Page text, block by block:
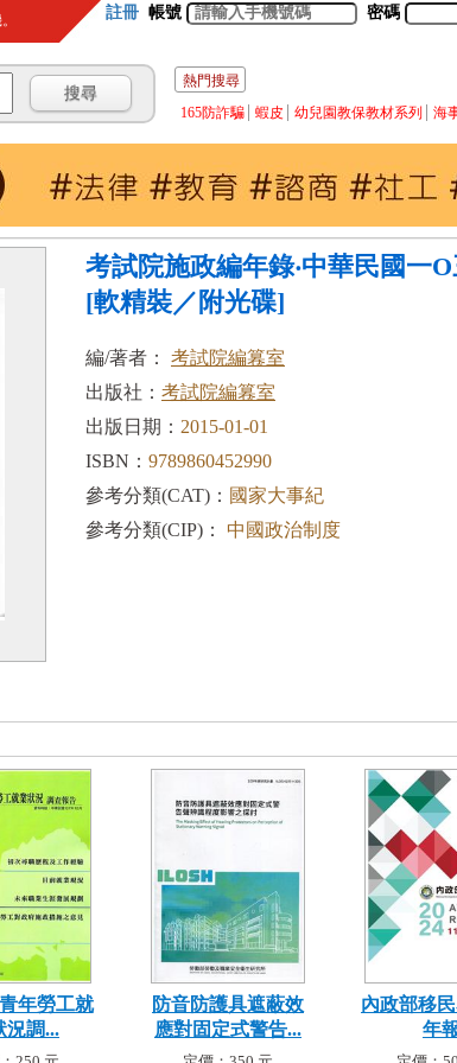
註冊 帳號 密碼
熱門搜尋
165防詐騙
蝦皮 幼兒園教保教材系列 海
考試院施政編年錄‧中華民國一
[軟精裝／附光碟]
編/著者： 考試院編篹室
出版社： 考試院編篹室
出版日期： 2015-01-01
ISBN： 9789860452990
參考分類(CAT)： 國家大事紀
參考分類(CIP)：
中國政治制度
年勞工就
況調...
防音防護具遮蔽效
應對固定式警告...
內政部移
年